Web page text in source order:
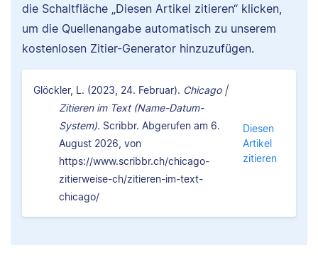
die Schaltfläche „Diesen Artikel zitieren“ klicken,
um die Quellenangabe automatisch zu unserem
kostenlosen Zitier-Generator hinzuzufügen.
Glöckler, L. (2023, 24. Februar). Chicago |
Zitieren im Text (Name-Datum-
System). Scribbr. Abgerufen am 6.
August 2026, von
https://www.scribbr.ch/chicago-
zitierweise-ch/zitieren-im-text-
chicago/
Diesen
Artikel
zitieren